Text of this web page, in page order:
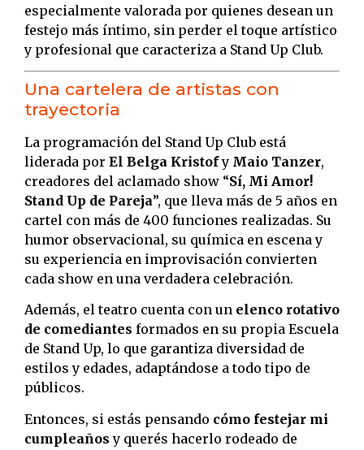
especialmente valorada por quienes desean un
festejo más íntimo, sin perder el toque artístico
y profesional que caracteriza a Stand Up Club.
Una cartelera de artistas con
trayectoria
La programación del Stand Up Club está
liderada por El Belga Kristofy Maio Tanzer,
creadores del aclamado show “Sí, Mi Amor!
Stand Up de Pareja”, que lleva más de 5 años en
cartel con más de 400 funciones realizadas. Su
humor observacional, su química en escena y
su experiencia en improvisación convierten
cada show en una verdadera celebración.
Además, el teatro cuenta con un elenco rotativo
de comediantes formados en su propia Escuela
de Stand Up, lo que garantiza diversidad de
estilos y edades, adaptándose a todo tipo de
públicos.
Entonces, si estás pensando cómo festejar mi
cumpleaños y querés hacerlo rodeado de